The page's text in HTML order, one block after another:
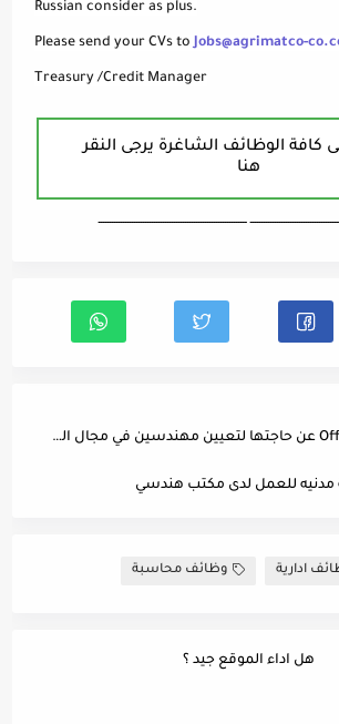
Russian consider as plus.
Please send your CVs toJobs@agrimatco-
Treasury /Credit Manager
كافة الوظائف الشاغرة يرجى النقر
هنا
ـــــــــــــــــــــــــــــــــــــــــــــــــــــــــــــــــــ
تعلن شركة OffTech عن حاجتها لتعيين مهندسين في مجال الشبكات والامن السيبراني ولا تشترط الخبره لكل الشواغر
للعمل لدى مكتب هندسي
ادارية وظائف محاسبة
هل اداء الموقع جيد ؟